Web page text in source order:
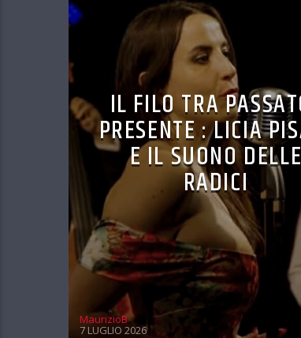
IL FILO TRA
PRESENTE : LICIA
E IL SUONO DELLE
RADICI
MaurizioB
7 LUGLIO 2026